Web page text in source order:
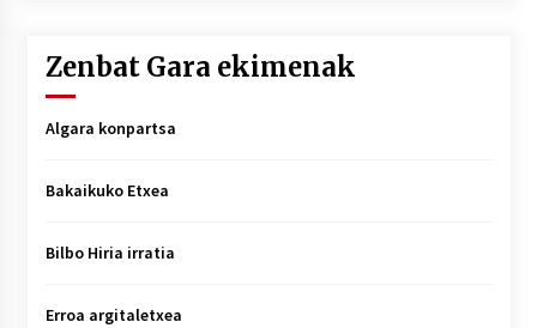
Zenbat Gara ekimenak
Algara konpartsa
Bakaikuko Etxea
Bilbo Hiria irratia
Erroa argitaletxea